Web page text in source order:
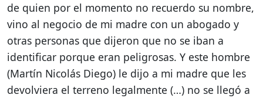
de quien por el momento no recuerdo su nombre,
vino al negocio de mi madre con un abogado y
otras personas que dijeron que no se iban a
identificar porque eran peligrosas. Y este hombre
(Martín Nicolás Diego) le dijo a mi madre que les
devolviera el terreno legalmente (…) no se llegó a